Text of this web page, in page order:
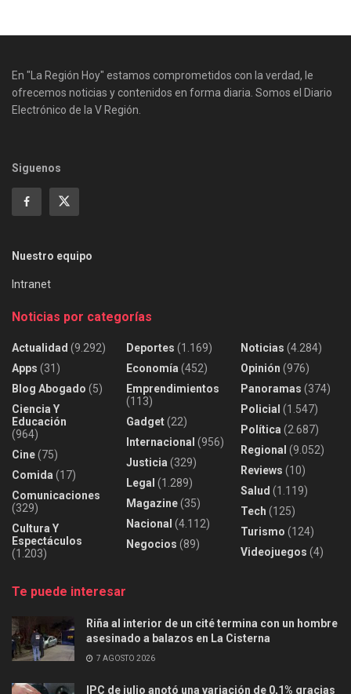
En "La Región Hoy" estamos comprometidos con la verdad, le
ofrecemos noticias y contenidos en forma diaria. Somos el Diario
Electrónico de la V Región.
Siguenos
Nuestro equipo
Intranet
Noticias por categorías
Actualidad (9.292)
Apps (31)
Blog Abogado (5)
Ciencia Y
Educación
(964)
Cine(75)
Comida (17)
Comunicaciones
(329)
Cultura Y
Espectáculos
(1.203)
Deportes (1.169)
Economía (452)
Emprendimientos
(113)
Gadget(22)
Internacional (956)
Justicia (329)
Legal (1.289)
Magazine(35)
Nacional (4.112)
Negocios (89)
Noticias (4.284)
Opinión (976)
Panoramas (374)
Policial (1.547)
Política (2.687)
Regional (9.052)
Reviews (10)
Salud (1.119)
Tech (125)
Turismo (124)
Videojuegos (4)
Te puede interesar
Riña al interior de un cité termina con un hombre
asesinado a balazos en La Cisterna
7 AGOSTO 2026
IPC de julio anotó una variación de 0,1% gracias